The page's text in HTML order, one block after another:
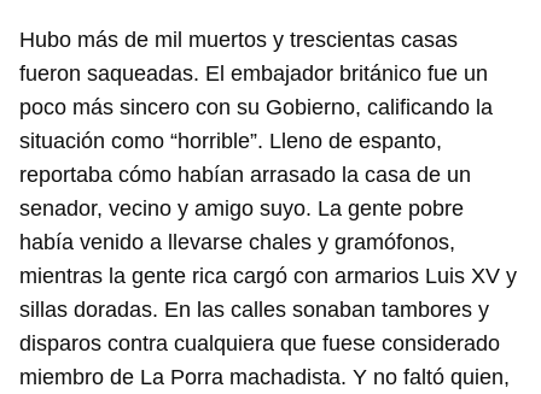
Hubo más de mil muertos y trescientas casas
fueron saqueadas. El embajador británico fue un
poco más sincero con su Gobierno, calificando la
situación como “horrible”. Lleno de espanto,
reportaba cómo habían arrasado la casa de un
senador, vecino y amigo suyo. La gente pobre
había venido a llevarse chales y gramófonos,
mientras la gente rica cargó con armarios Luis XV y
sillas doradas. En las calles sonaban tambores y
disparos contra cualquiera que fuese considerado
miembro de La Porra machadista. Y no faltó quien,